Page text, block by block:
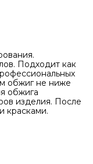
Подходит как
обжиг не ниже
обжига
изделия. После
красками.